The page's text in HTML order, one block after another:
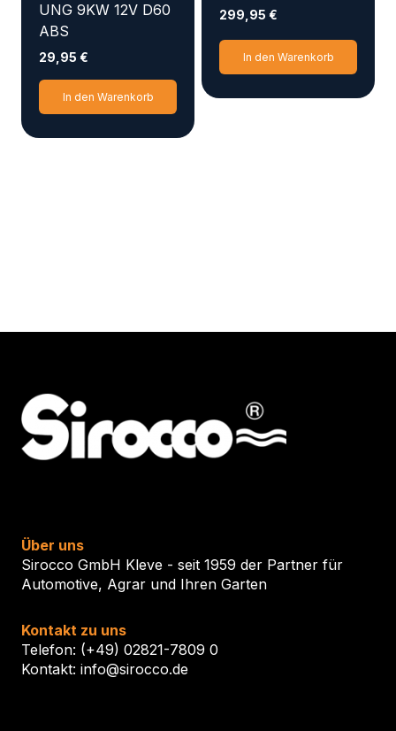
UNG 9KW 12V D60
ABS
29,95 €
In den Warenkorb
299,95 €
In den Warenkorb
Über uns
Sirocco GmbH Kleve - seit 1959 der Partner für
Automotive, Agrar und Ihren Garten
Kontakt zu uns
Telefon: (+49) 02821-7809 0
Kontakt: info@sirocco.de